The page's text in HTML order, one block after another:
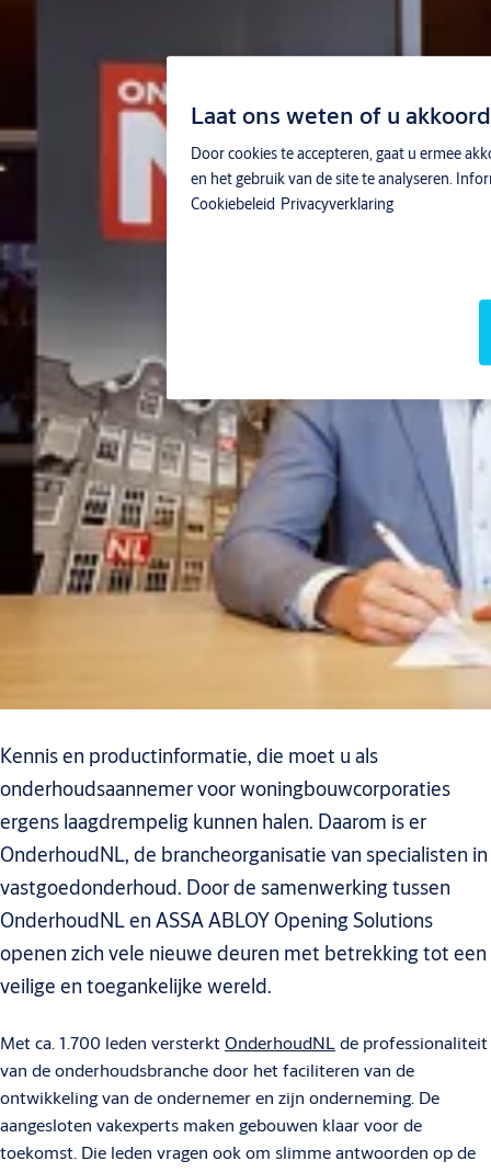
Kennis en productinformatie, die moet u als
onderhoudsaannemer voor woningbouwcorporaties
ergens laagdrempelig kunnen halen. Daarom is er
OnderhoudNL, de brancheorganisatie van specialisten in
vastgoedonderhoud. Door de samenwerking tussen
OnderhoudNL en ASSA ABLOY Opening Solutions
openen zich vele nieuwe deuren met betrekking tot een
veilige en toegankelijke wereld.
Met ca. 1.700 leden versterktOnderhoudNLde professionaliteit
van de onderhoudsbranche door het faciliteren van de
ontwikkeling van de ondernemer en zijn onderneming. De
aangesloten vakexperts maken gebouwen klaar voor de
toekomst. Die leden vragen ook om slimme antwoorden op de
Laat ons weten of u
Door cookies te accepteren, gaat u ermee
en het gebruik van de site te analyseren.
Cookiebeleid Privacyverklaring